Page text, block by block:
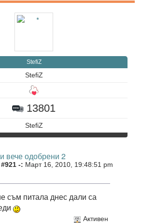
StefiZ
StefiZ
13801
StefiZ
вече одобрени 2
-: Март 16, 2010, 19:48:51 pm
съм питала днес дали са
Активен